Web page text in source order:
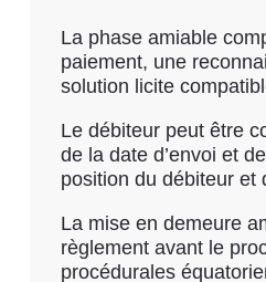
La phase amiable
paiement, une
solution licite
Le débiteur peut être
de la date d’envoi et
position du débiteur et
La mise en demeure
règlement avant le
procédurales